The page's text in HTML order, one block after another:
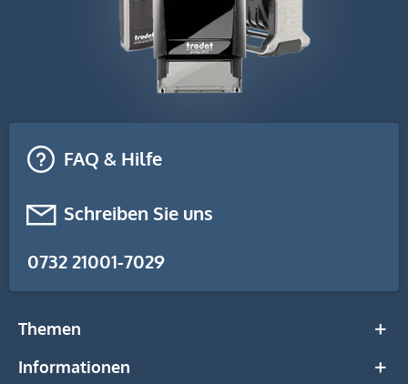
FAQ & Hilfe
Schreiben Sie uns
0732 21001-7029
Themen
Informationen